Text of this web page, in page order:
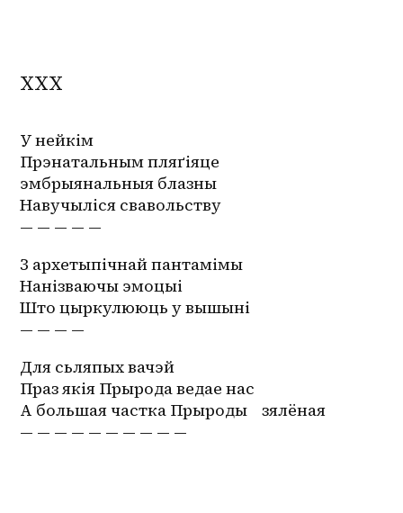
XXX
У нейкім
Прэнатальным пляґіяце
эмбрыянальныя блазны
Навучыліся свавольству
— — — — —
З архетыпічнай пантамімы
Нанізваючы эмоцыі
Што цыркулююць у вышыні
— — — —
Для сьляпых вачэй
Праз якія Прырода ведае нас
А большая частка Прыроды    зялёная
— — — — — — — — — —